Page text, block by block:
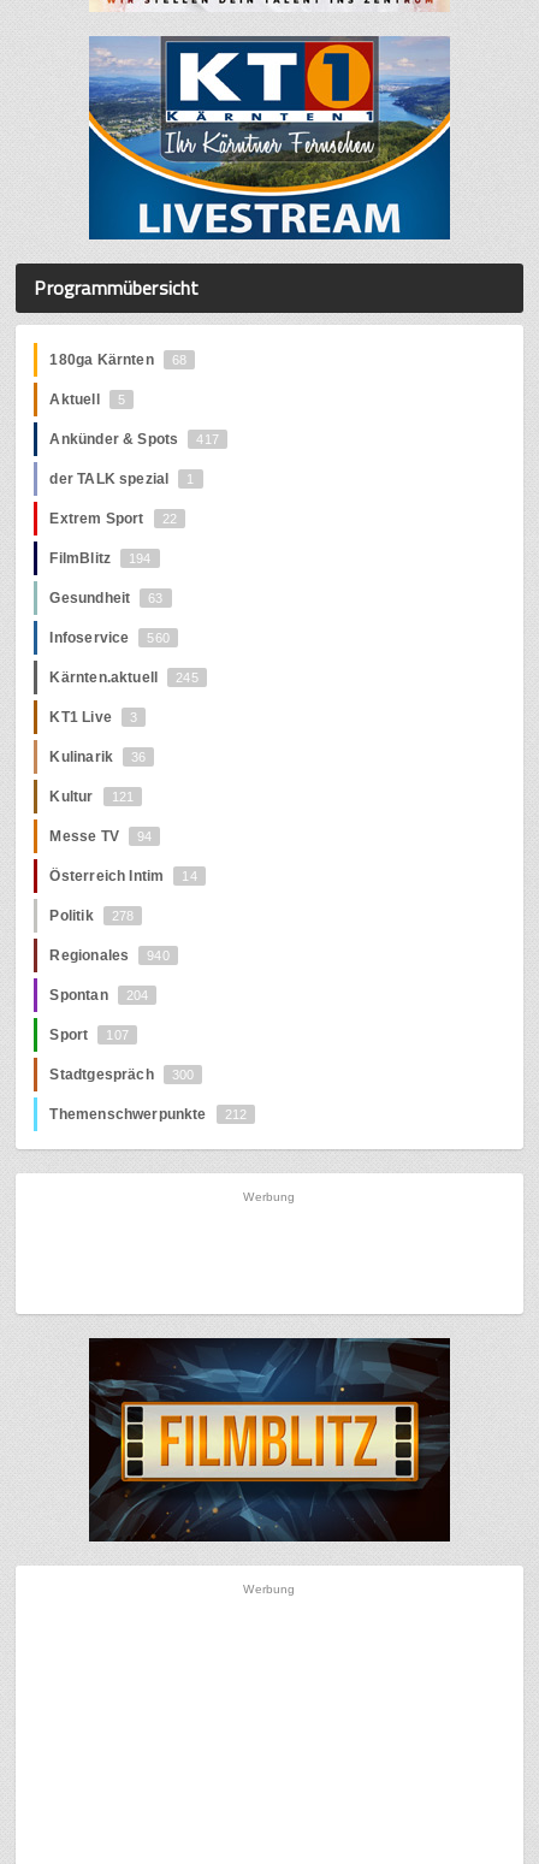
Programmübersicht
180ga Kärnten 68
Aktuell 5
Ankünder & Spots 417
der TALK spezial 1
Extrem Sport 22
FilmBlitz 194
Gesundheit 63
Infoservice 560
Kärnten.aktuell 245
KT1 Live 3
Kulinarik 36
Kultur 121
Messe TV 94
Österreich Intim 14
Politik 278
Regionales 940
Spontan 204
Sport 107
Stadtgespräch 300
Themenschwerpunkte 212
Werbung
Werbung